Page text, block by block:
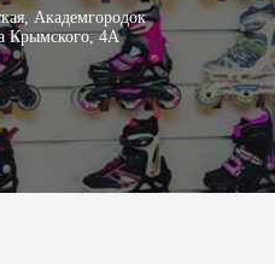
Академгородок
Крымского, 4А